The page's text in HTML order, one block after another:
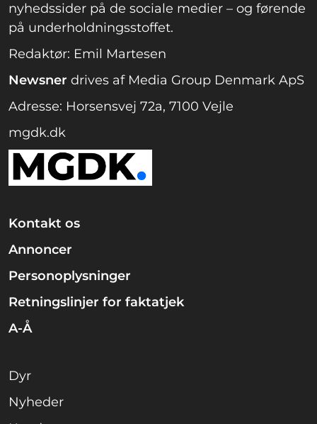
nyhedssider på de sociale medier – og førende
på underholdningsstoffet.
Redaktør: Emil Martesen
Newsner drives af Media Group Denmark ApS
Adresse: Horsensvej 72a, 7100 Vejle
mgdk.dk
Kontakt os
Annoncer
Personoplysninger
Retningslinjer for faktatjek
A-Å
Dyr
Nyheder